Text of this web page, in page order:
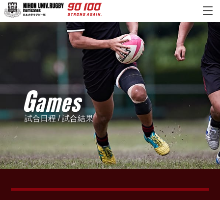
Games
試合日程 / 試合結果